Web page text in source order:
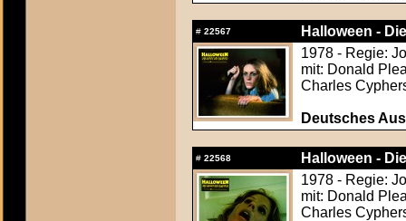
# 22567
Halloween -
1978 - Regie:
mit: Donald
Charles
Deutsches
# 22568
Halloween -
1978 - Regie:
mit: Donald
Charles